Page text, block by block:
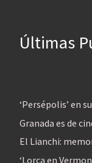
Últimas
‘Persépolis’ en
Granada es de
El Lianchi:
‘Lorca en